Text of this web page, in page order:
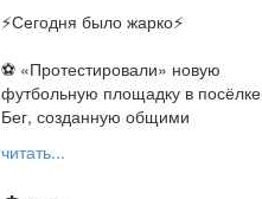
⚡️Сегодня было жарко⚡️
⚽ ️«Протестировали» новую
футбольную площадку в посёлке
Бег, созданную общими
читать...